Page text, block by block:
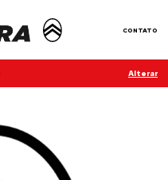
CONTATO
Alterar